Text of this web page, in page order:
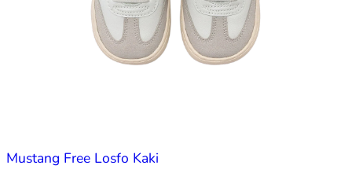
Mustang Free Losfo Kaki